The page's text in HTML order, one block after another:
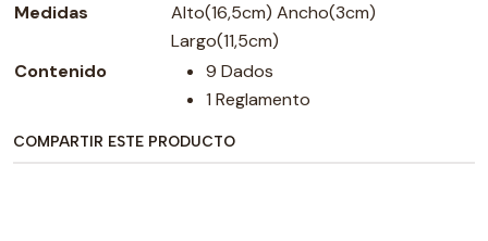
Medidas
Alto(16,5cm) Ancho(3cm)
Largo(11,5cm)
Contenido
9 Dados
1 Reglamento
COMPARTIR ESTE PRODUCTO